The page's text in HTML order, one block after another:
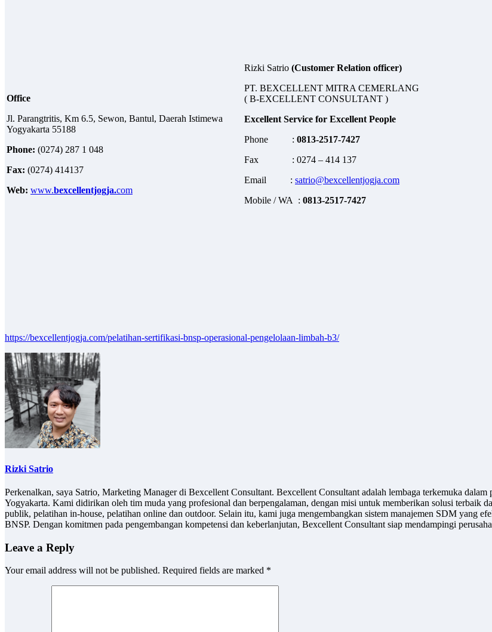
Office
Jl. Parangtritis, Km 6.5, Sewon, Bantul, Daerah Istimewa
Yogyakarta 55188
Phone: (0274) 287 1 048
Fax: (0274) 414137
Web: www.bexcellentjogja.com
Rizki Satrio (Customer Relation officer)
PT. BEXCELLENT MITRA CEMERLANG
( B-EXCELLENT CONSULTANT )
Excellent Service for Excellent People
Phone : 0813-2517-7427
Fax : 0274 – 414 137
Email : satrio@bexcellentjogja.com
Mobile / WA : 0813-2517-7427
https://bexcellentjogja.com/pelatihan-sertifikasi-bnsp-operasional-pengelolaan-limbah-b3/
Rizki Satrio
Perkenalkan, saya Satrio, Marketing Manager di Bexcellent Consultant. Bexcellent Consultant adalah lembaga terkemuka
Yogyakarta. Kami didirikan oleh tim muda yang profesional dan berpengalaman, dengan misi untuk memberikan solusi terbaik
publik, pelatihan in-house, pelatihan online dan outdoor. Selain itu, kami juga mengembangkan sistem manajemen SDM yang
BNSP. Dengan komitmen pada pengembangan kompetensi dan keberlanjutan, Bexcellent Consultant siap mendampingi
Leave a Reply
Your email address will not be published. Required fields are marked *